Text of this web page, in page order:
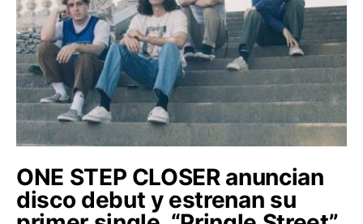
ONE STEP CLOSER anuncian
disco debut y estrenan su